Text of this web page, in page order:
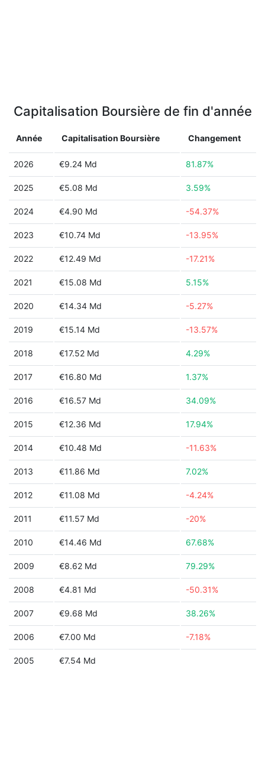
Capitalisation Boursière de fin d'année
Année Capitalisation Boursière Changement
2026 €9.24 Md 81.87%
2025 €5.08 Md 3.59%
2024 €4.90 Md -54.37%
2023 €10.74 Md -13.95%
2022 €12.49 Md -17.21%
2021 €15.08 Md 5.15%
2020 €14.34 Md -5.27%
2019 €15.14 Md -13.57%
2018 €17.52 Md 4.29%
2017 €16.80 Md 1.37%
2016 €16.57 Md 34.09%
2015 €12.36 Md 17.94%
2014 €10.48 Md -11.63%
2013 €11.86 Md 7.02%
2012 €11.08 Md -4.24%
2011 €11.57 Md -20%
2010 €14.46 Md 67.68%
2009 €8.62 Md 79.29%
2008 €4.81 Md -50.31%
2007 €9.68 Md 38.26%
2006 €7.00 Md -7.18%
2005 €7.54 Md